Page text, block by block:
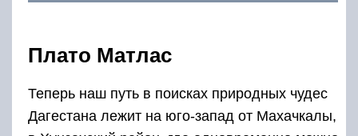
Плато Матлас
Теперь наш путь в поисках природных чудес
Дагестана лежит на юго-запад от Махачкалы,